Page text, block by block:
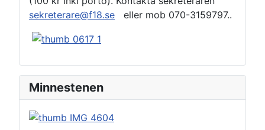
sekreterare@f18.se eller mob 070-3159797..
Minnestenen